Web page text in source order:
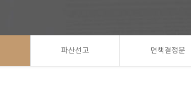
파산선고 면책결정문